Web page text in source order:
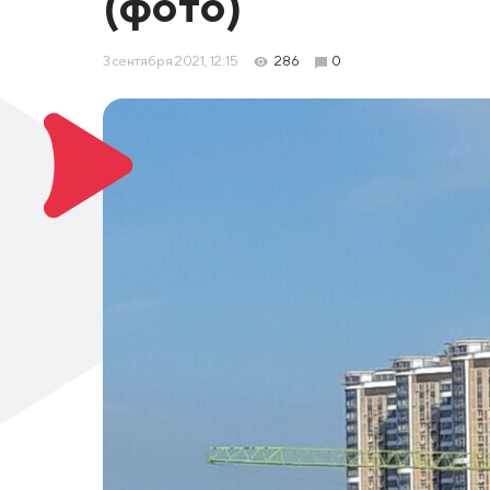
3 сентября 2021, 12:15 286 0